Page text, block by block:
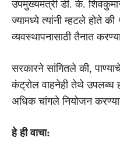
उपमुख्यमंत्री डी. के.
ज्यामध्ये त्यांनी म्हटले होते की
व्यवस्थापनासाठी तैनात
सरकारने सांगितले की,
कंट्रोल वाहनेही तेथे उपलब्ध
अधिक चांगले नियोजन
हे ही वाचा: